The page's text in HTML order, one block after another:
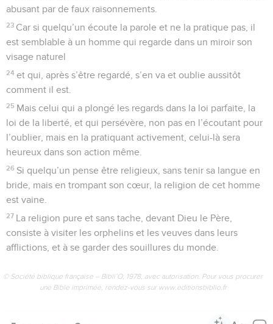
abusant par de faux raisonnements.
23 Car si quelqu’un écoute la parole et ne la pratique pas, il
est semblable à un homme qui regarde dans un miroir son
visage naturel
24 et qui, après s’être regardé, s’en va et oublie aussitôt
comment il est.
25 Mais celui qui a plongé les regards dans la loi parfaite, la
loi de la liberté, et qui persévère, non pas en l’écoutant pour
l’oublier, mais en la pratiquant activement, celui-là sera
heureux dans son action même.
26 Si quelqu’un pense être religieux, sans tenir sa langue en
bride, mais en trompant son cœur, la religion de cet homme
est vaine.
27 La religion pure et sans tache, devant Dieu le Père,
consiste à visiter les orphelins et les veuves dans leurs
afflictions, et à se garder des souillures du monde.
© Société biblique française – Bibli’O, 1978, avec autorisation. Pour vous procurer
une Bible imprimée, rendez-vous sur www.editionsbiblio.fr